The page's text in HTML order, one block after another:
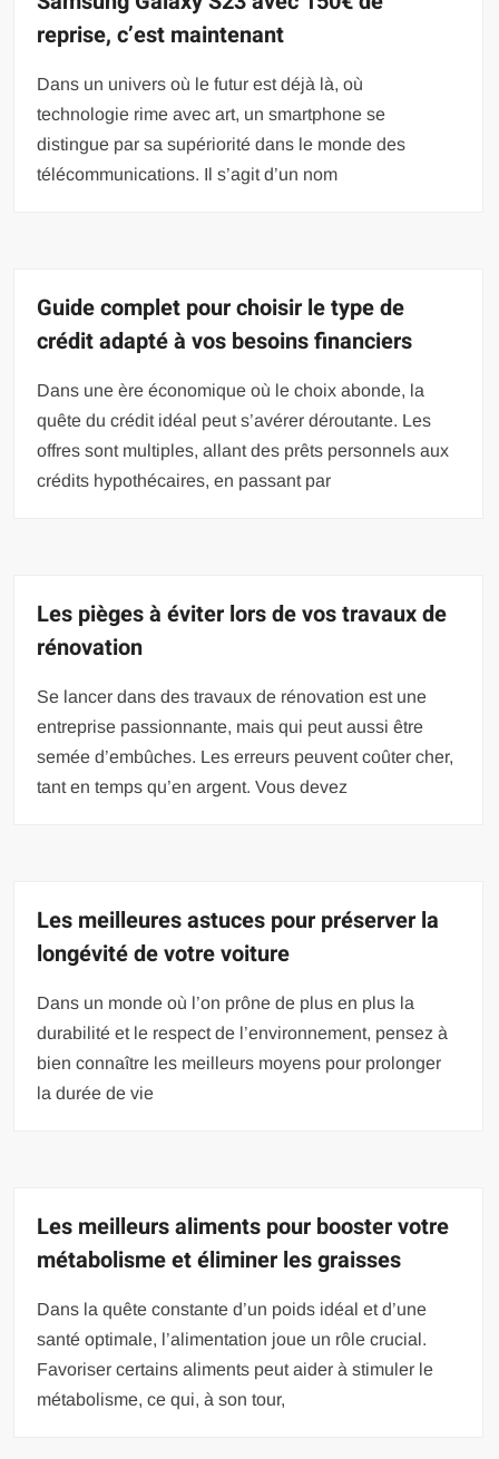
reprise, c’est maintenant
Dans un univers où le futur est déjà là, où
technologie rime avec art, un smartphone se
distingue par sa supériorité dans le monde des
télécommunications. Il s’agit d’un nom
Guide complet pour choisir le type de
crédit adapté à vos besoins financiers
Dans une ère économique où le choix abonde, la
quête du crédit idéal peut s’avérer déroutante. Les
offres sont multiples, allant des prêts personnels aux
crédits hypothécaires, en passant par
Les pièges à éviter lors de vos travaux de
rénovation
Se lancer dans des travaux de rénovation est une
entreprise passionnante, mais qui peut aussi être
semée d’embûches. Les erreurs peuvent coûter cher,
tant en temps qu’en argent. Vous devez
Les meilleures astuces pour préserver la
longévité de votre voiture
Dans un monde où l’on prône de plus en plus la
durabilité et le respect de l’environnement, pensez à
bien connaître les meilleurs moyens pour prolonger
la durée de vie
Les meilleurs aliments pour booster votre
métabolisme et éliminer les graisses
Dans la quête constante d’un poids idéal et d’une
santé optimale, l’alimentation joue un rôle crucial.
Favoriser certains aliments peut aider à stimuler le
métabolisme, ce qui, à son tour,